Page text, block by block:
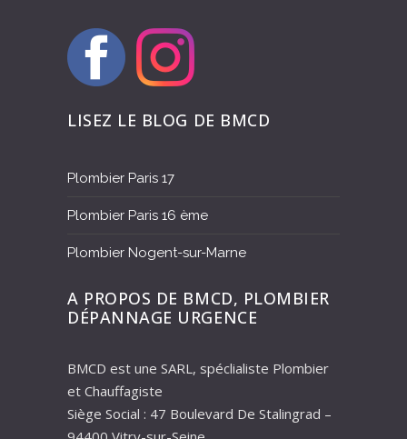
LISEZ LE BLOG DE BMCD
Plombier Paris 17
Plombier Paris 16 ème
Plombier Nogent-sur-Marne
A PROPOS DE BMCD, PLOMBIER
DÉPANNAGE URGENCE
BMCD est une SARL, spéclialiste Plombier
et Chauffagiste
Siège Social : 47 Boulevard De Stalingrad –